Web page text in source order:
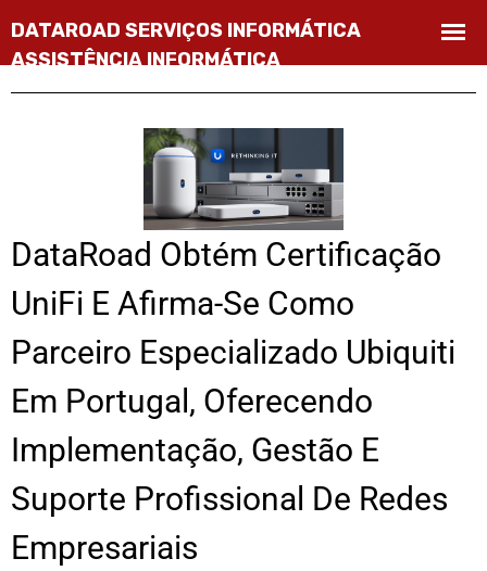
DataRoad Obtém Certificação
UniFi E Afirma-Se Como
Parceiro Especializado Ubiquiti
Em Portugal, Oferecendo
Implementação, Gestão E
Suporte Profissional De Redes
Empresariais